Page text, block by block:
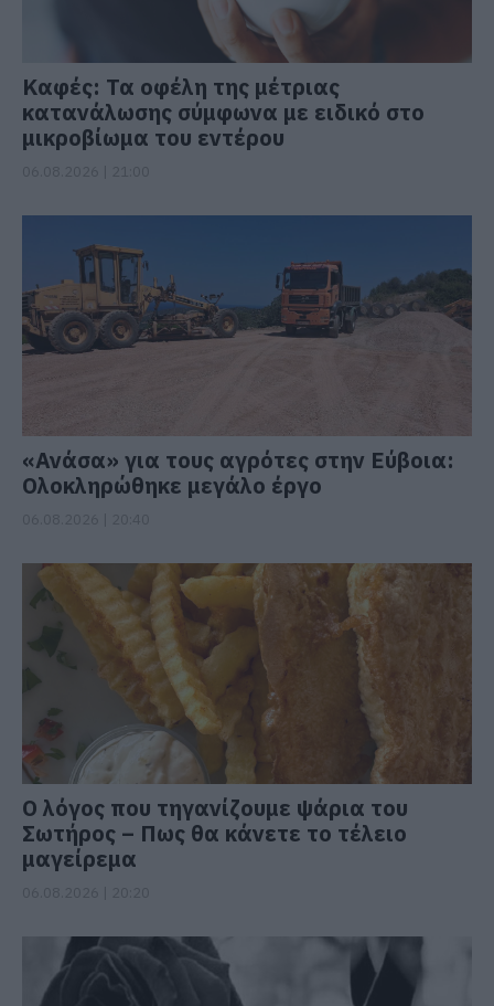
Καφές: Τα οφέλη της μέτριας
κατανάλωσης σύμφωνα με ειδικό στο
μικροβίωμα του εντέρου
«Ανάσα» για τους αγρότες στην Εύβοια:
Ολοκληρώθηκε μεγάλο έργο
Ο λόγος που τηγανίζουμε ψάρια του
Σωτήρος – Πως θα κάνετε το τέλειο
μαγείρεμα